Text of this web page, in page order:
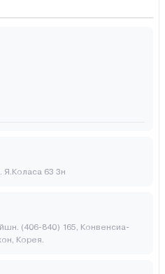
Я.Коласа 63 3н
(406-840) 165, Конвенсиа-
Корея.